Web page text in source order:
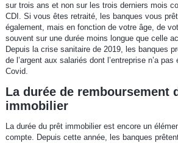
sur trois ans et non sur les trois derniers mois
CDI. Si vous êtes retraité, les banques vous
également, mais en fonction de votre âge, de
souvent sur une durée moins longue que celle
Depuis la crise sanitaire de 2019, les banques
de l’argent aux salariés dont l’entreprise n’a
Covid.
La durée de remboursement
immobilier
La durée du prêt immobilier est encore un
compte. Depuis cette année, les banques